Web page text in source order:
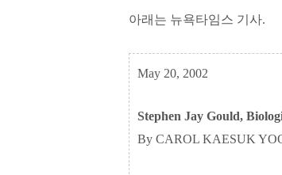
아래는 뉴욕타임스 기사.
May 20, 2002
Stephen Jay Gould,
By CAROL KAESUK